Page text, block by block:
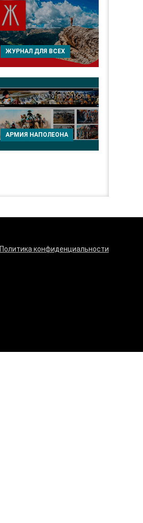
ЖУРНАЛ ДЛЯ ВСЕХ
АРМИЯ НАПОЛЕОНА
Политика конфиденциальности